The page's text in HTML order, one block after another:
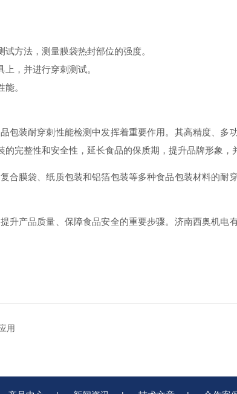
方法，测量膜袋热封部位的强度。
，并进行穿刺测试。
。
包装耐穿刺性能检测中发挥着重要作用。其高精度、
完整性和安全性，延长食品的保质期，提升品牌形象，
合膜袋、纸质包装和铝箔包装等多种食品包装材料的
升产品质量、保障食品安全的重要步骤。济南西奥机电
用